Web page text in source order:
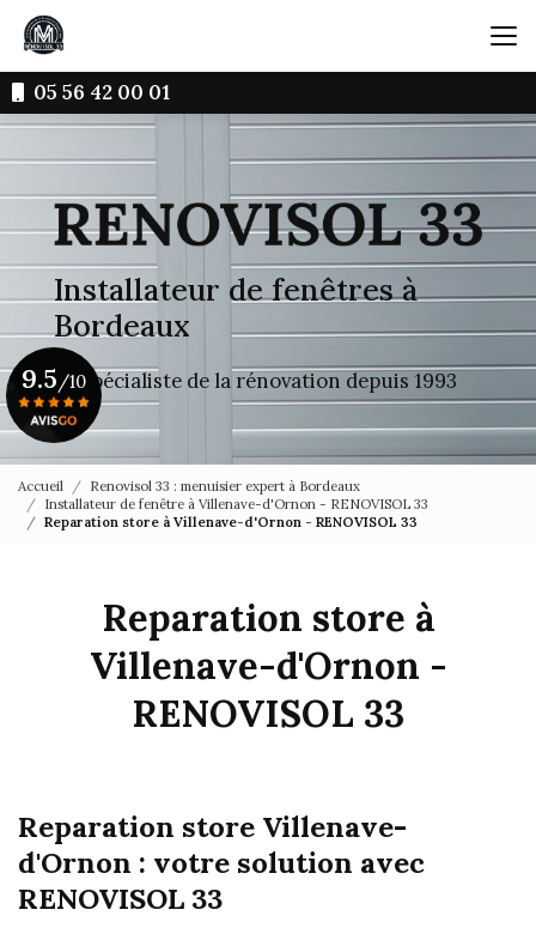
Aller
contenu
principal05 56 42 00 01
Installateur de fenêtres à
Bordeaux
Le spécialiste de la rénovation depuis 1993
9.5 /10
Accueil
Renovisol 33 : menuisier expert à Bordeaux
Installateur de fenêtre à Villenave-d'Ornon - RENOVISOL 33
Reparation store à Villenave-d'Ornon - RENOVISOL 33
Reparation store à
Villenave-d'Ornon -
RENOVISOL 33
Reparation store Villenave-
d'Ornon : votre solution avec
RENOVISOL 33